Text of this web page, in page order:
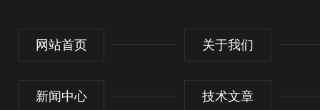
网站首页 关于我们
新闻中心 技术文章